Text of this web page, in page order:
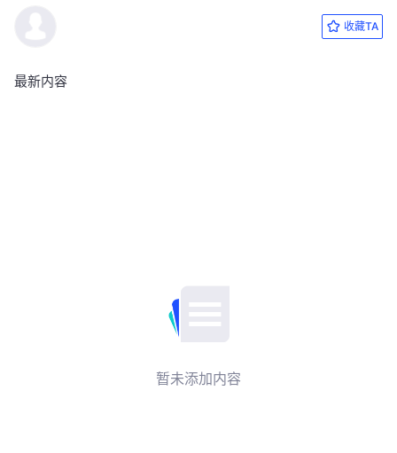
收藏TA
最新内容
暂未添加内容